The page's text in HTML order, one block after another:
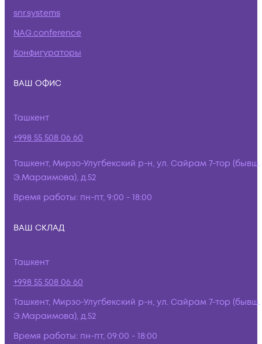
snr.systems
NAG.conference
Конфигураторы
ВАШ ОФИС
Ташкент
+998 55 508 06 60
Ташкент, Мирзо-Улугбекский р-н, ул. Сайрам 7-тор (бывш.
Э.Мараимова), д.52
Время работы: пн-пт, 9:00 - 18:00
ВАШ СКЛАД
Ташкент
+998 55 508 06 60
Ташкент, Мирзо-Улугбекский р-н, ул. Сайрам 7-тор (бывш.
Э.Мараимова), д.52
Время работы: пн-пт, 09:00 - 18:00